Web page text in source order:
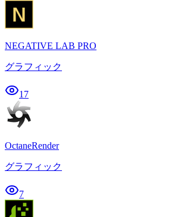
NEGATIVE LAB PRO
グラフィック
17
OctaneRender
グラフィック
7